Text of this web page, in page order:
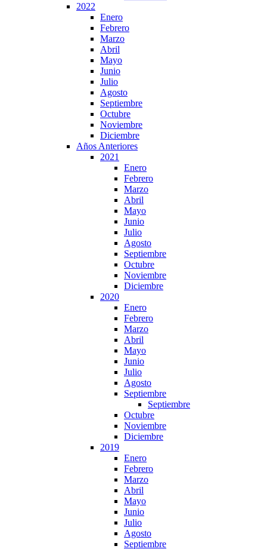
2022
Enero
Febrero
Marzo
Abril
Mayo
Junio
Julio
Agosto
Septiembre
Octubre
Noviembre
Diciembre
Años Anteriores
2021
Enero
Febrero
Marzo
Abril
Mayo
Junio
Julio
Agosto
Septiembre
Octubre
Noviembre
Diciembre
2020
Enero
Febrero
Marzo
Abril
Mayo
Junio
Julio
Agosto
Septiembre
Septiembre
Octubre
Noviembre
Diciembre
2019
Enero
Febrero
Marzo
Abril
Mayo
Junio
Julio
Agosto
Septiembre